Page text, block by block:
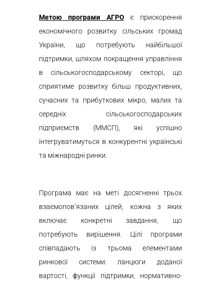
Метою програми АГРО є прискорення
економічного розвитку сільських громад
України, що потребують найбільшої
підтримки, шляхом покращення управління
в сільськогосподарському секторі, що
сприятиме розвитку більш продуктивних,
сучасних та прибуткових мікро, малих та
середніх сільськогосподарських
підприємств (ММСП), які успішно
інтегруватимуться в конкурентні українські
та міжнародні ринки.
Програма має на меті досягненні трьох
взаємопов’язаних цілей, кожна з яких
включає конкретні завдання, що
потребують вирішення. Цілі програми
співпадають із трьома елементами
ринкової системи: ланцюги доданої
вартості, функції підтримки, нормативно-